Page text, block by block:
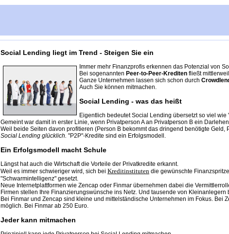
Social Lending liegt im Trend - Steigen Sie ein
Immer mehr Finanzprofis erkennen das Potenzial von
Bei sogenannten Peer-to-Peer-Krediten fließt
Ganze Unternehmen lassen sich schon durch
Auch Sie können mitmachen.
Social Lending - was das heißt
Eigentlich bedeutet Social Lending übersetzt so viel wie
Gemeint war damit in erster Linie, wenn Privatperson A an Privatperson B ein
Weil beide Seiten davon profitieren (Person B bekommt das dringend benötigte Geld,
Social Lending glücklich. "P2P"-Kredite sind ein Erfolgsmodell.
Ein Erfolgsmodell macht Schule
Längst hat auch die Wirtschaft die Vorteile der Privatkredite erkannt.
Weil es immer schwieriger wird, sich bei Kreditinstituten die gewünschte
"Schwarmintelligenz" gesetzt.
Neue Internetplattformen wie Zencap oder Finmar übernehmen dabei die
Firmen stellen Ihre Finanzierungswünsche ins Netz. Und tausende von
Bei Finmar und Zencap sind kleine und mittelständische Unternehmen im Fokus. Bei
möglich. Bei Finmar ab 250 Euro.
Jeder kann mitmachen